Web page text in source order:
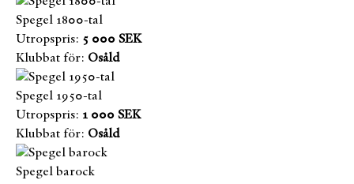
Spegel 1800-tal
Utropspris: 5 000 SEK
Klubbat för: Osåld
Spegel 1950-tal
Utropspris: 1 000 SEK
Klubbat för: Osåld
Spegel barock